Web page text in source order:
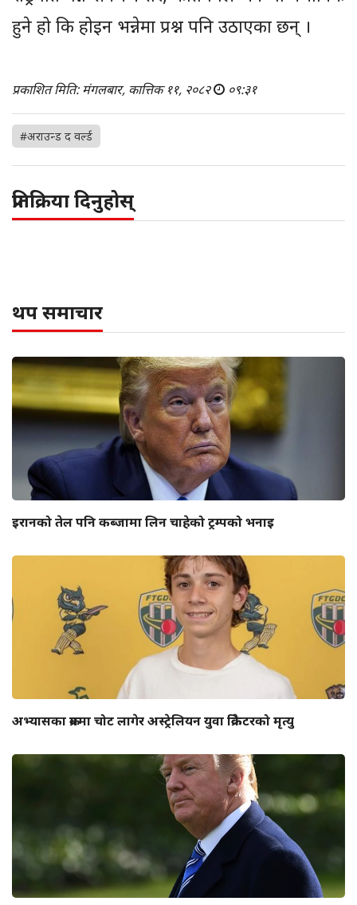
हुने हो कि होइन भन्नेमा प्रश्न पनि उठाएका छन् ।
प्रकाशित मिति: मंगलबार, कात्तिक ११, २०८२ ०९:३१
#अराउन्ड द वर्ल्ड
प्रतिक्रिया दिनुहोस्
थप समाचार
इरानको तेल पनि कब्जामा लिन चाहेको ट्रम्पको भनाइ
अभ्यासका क्रममा चोट लागेर अस्ट्रेलियन युवा क्रिकेटरको मृत्यु